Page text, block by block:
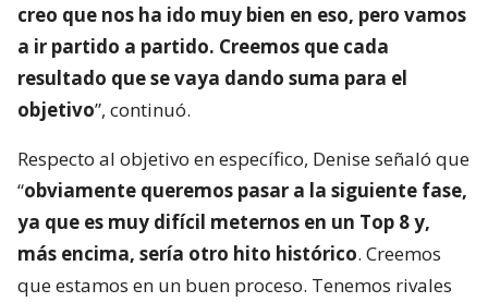
creo que nos ha ido muy bien en eso, pero vamos
a ir partido a partido. Creemos que cada
resultado que se vaya dando suma para el
objetivo”, continuó.
Respecto al objetivo en específico, Denise señaló que
“obviamente queremos pasar a la siguiente fase,
ya que es muy difícil meternos en un Top 8 y,
más encima, sería otro hito histórico. Creemos
que estamos en un buen proceso. Tenemos rivales